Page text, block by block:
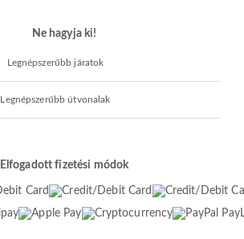
Ne hagyja ki!
Legnépszerűbb járatok
Legnépszerűbb útvonalak
Elfogadott fizetési módok